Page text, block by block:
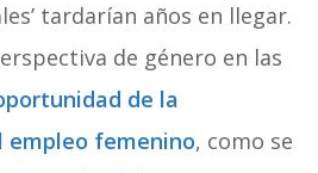
tardarían años en llegar.
de género en las
de la
empleo femenino, como se